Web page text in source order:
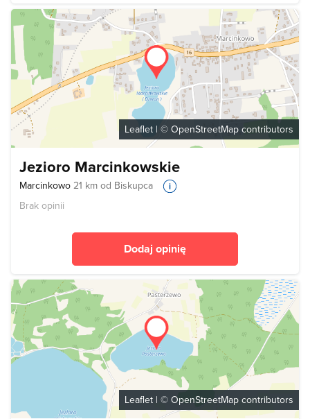
Leaflet | © OpenStreetMap contributors
Jezioro Marcinkowskie
Marcinkowo 21 km od Biskupca
Brak opinii
Dodaj opinię
Leaflet | © OpenStreetMap contributors